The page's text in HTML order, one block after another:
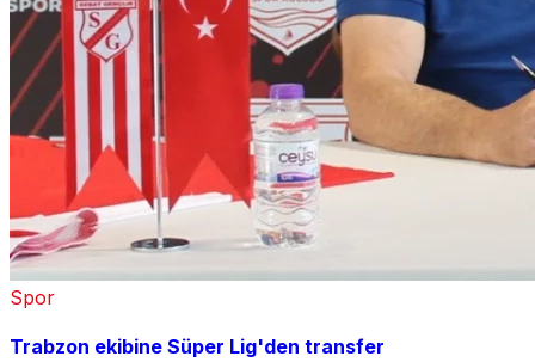
Spor
Trabzon ekibine Süper Lig'den transfer